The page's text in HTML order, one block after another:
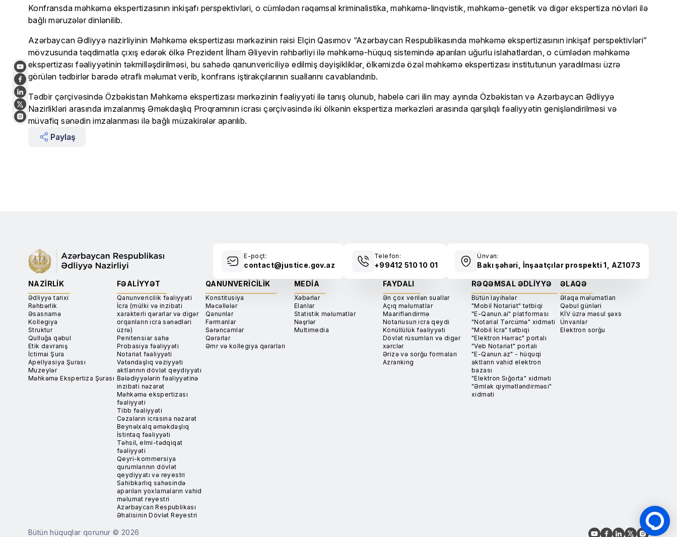
Konfransda məhkəmə ekspertizasının inkişafı perspektivləri, o cümlədən rəqəmsal kriminalistika, məhkəmə-linqvistik, məhkəmə-genetik və digər ekspertiza növləri ilə
bağlı məruzələr dinlənilib.
Azərbaycan Ədliyyə nazirliyinin Məhkəmə ekspertizası mərkəzinin rəisi Elçin Qasımov “Azərbaycan Respublikasında məhkəmə ekspertizasının inkişaf perspektivləri”
mövzusunda təqdimatla çıxış edərək ölkə Prezident İlham Əliyevin rəhbərliyi ilə məhkəmə-hüquq sistemində aparılan uğurlu islahatlardan, o cümlədən məhkəmə
ekspertizası fəaliyyətinin təkmilləşdirilməsi, bu sahədə qanunvericiliyə edilmiş dəyişikliklər, ölkəmizdə özəl məhkəmə ekspertizası institutunun yaradılması üzrə
görülən tədbirlər barədə ətraflı məlumat verib, konfrans iştirakçılarının suallarını cavablandırıb.
Tədbir çərçivəsində Özbəkistan Məhkəmə ekspertizası mərkəzinin fəaliyyəti ilə tanış olunub, habelə cari ilin may ayında Özbəkistan və Azərbaycan Ədliyyə
Nazirlikləri arasında imzalanmış Əməkdaşlıq Proqramının icrası çərçivəsində iki ölkənin ekspertiza mərkəzləri arasında qarşılıqlı fəaliyyətin genişləndirilməsi və
müvafiq sənədin imzalanması ilə bağlı müzakirələr aparılıb.
Paylaş
E-poçt:
contact@justice.gov.az
Telefon:
+99412 510 10 01
Ünvan:
Bakı şəhəri, İnşaatçılar prospekti 1, AZ1073
NAZIRLIK
Ədliyyə tarixi
Rəhbərlik
Əsasnamə
Kollegiya
Struktur
Qulluğa qəbul
Etik davranış
İctimai Şura
Apellyasiya Şurası
Muzeylər
Məhkəmə Ekspertiza Şurası
FƏALIYYƏT
Qanunvericilik fəaliyyəti
İcra (mülki və inzibati
xarakterli qərarlar və digər
orqanların icra sənədləri
üzrə)
Penitensiar sahə
Probasiya fəaliyyəti
Notariat fəaliyyəti
Vətəndaşlıq vəziyyəti
aktlarının dövlət qeydiyyatı
Bələdiyyələrin fəaliyyətinə
inzibati nəzarət
Məhkəmə ekspertizası
fəaliyyəti
Tibb fəaliyyəti
Cəzaların icrasına nəzarət
Beynəlxalq əməkdaşlıq
İstintaq fəaliyyəti
Təhsil, elmi-tədqiqat
fəaliyyəti
Qeyri-kommersiya
qurumlarının dövlət
qeydiyyatı və reyestri
Sahibkarlıq sahəsində
aparılan yoxlamaların vahid
məlumat reyestri
Azərbaycan Respublikası
Əhalisinin Dövlət Reyestri
QANUNVERICILIK
Konstitusiya
Məcəllələr
Qanunlar
Fərmanlar
Sərəncamlar
Qərarlar
Əmr və kollegiya qərarları
MEDIA
Xəbərlər
Elanlar
Statistik məlumatlar
Nəşrlər
Multimedia
FAYDALI
Ən çox verilən suallar
Açıq məlumatlar
Maarifləndirmə
Notariusun icra qeydi
Könüllülük fəaliyyəti
Dövlət rüsumları və digər
xərclər
Ərizə və sorğu formaları
Azranking
RƏQƏMSAL ƏDLIYYƏ
Bütün layihələr
"Mobil Notariat" tətbiqi
"E-Qanun.ai" platforması
"Notarial Tərcümə" xidməti
"Mobil İcra" tətbiqi
"Elektron Hərrac" portalı
"Veb Notariat" portalı
"E-Qanun.az" - hüquqi
aktların vahid elektron
bazası
"Elektron Sığorta" xidməti
"Əmlak qiymətləndirməsi"
xidməti
ƏLAQƏ
Əlaqə məlumatları
Qəbul günləri
KİV üzrə məsul şəxs
Ünvanlar
Elektron sorğu
Bütün hüquqlar qorunur © 2026